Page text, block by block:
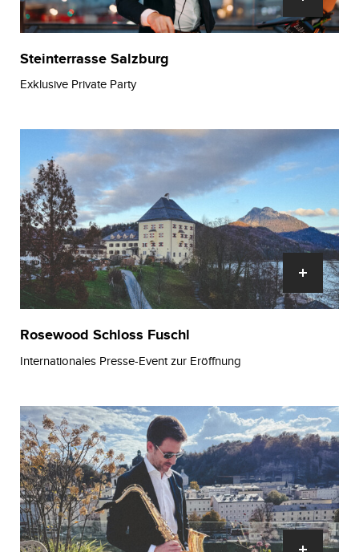
Steinterrasse Salzburg
Exklusive Private Party
Rosewood Schloss Fuschl
Internationales Presse-Event zur Eröffnung